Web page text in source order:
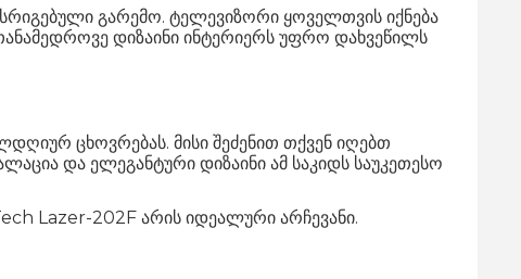
გარემო. ტელევიზორი ყოველთვის იქნება
დიზაინი ინტერიერს უფრო დახვეწილს
ცხოვრებას. მისი შეძენით თქვენ იღებთ
და ელეგანტური დიზაინი ამ საკიდს საუკეთესო
Lazer-202F არის იდეალური არჩევანი.